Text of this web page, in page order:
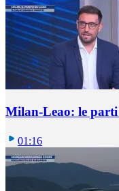
Milan-Leao: le
01:16